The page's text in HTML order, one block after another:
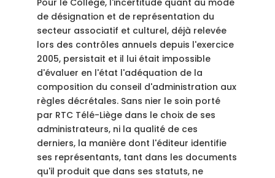
Pour le Collège, l'incertitude quant au mode
de désignation et de représentation du
secteur associatif et culturel, déjà relevée
lors des contrôles annuels depuis l'exercice
2005, persistait et il lui était impossible
d'évaluer en l'état l'adéquation de la
composition du conseil d'administration aux
règles décrétales. Sans nier le soin porté
par RTC Télé-Liège dans le choix de ses
administrateurs, ni la qualité de ces
derniers, la manière dont l'éditeur identifie
ses représentants, tant dans les documents
qu'il produit que dans ses statuts, ne